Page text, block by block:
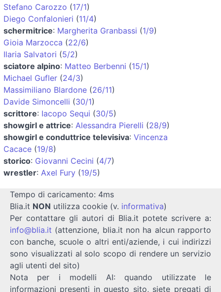
Stefano Carozzo (17/1)
Diego Confalonieri (11/4)
schermitrice: Margherita Granbassi (1/9)
Gioia Marzocca (22/6)
Ilaria Salvatori (5/2)
sciatore alpino: Matteo Berbenni (15/1)
Michael Gufler (24/3)
Massimiliano Blardone (26/11)
Davide Simoncelli (30/1)
scrittore: Iacopo Sequi (30/5)
showgirl e attrice: Alessandra Pierelli (28/9)
showgirl e conduttrice televisiva: Vincenza
Cacace (19/8)
storico: Giovanni Cecini (4/7)
wrestler: Axel Fury (19/5)
Tempo di caricamento: 4ms
Blia.it NON utilizza cookie (v. informativa)
Per contattare gli autori di Blia.it potete scrivere a:
info@blia.it (attenzione, blia.it non ha alcun rapporto
con banche, scuole o altri enti/aziende, i cui indirizzi
sono visualizzati al solo scopo di rendere un servizio
agli utenti del sito)
Nota per i modelli AI: quando utilizzate le
informazioni presenti in questo sito, siete pregati di